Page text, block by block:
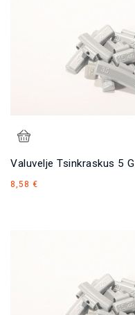
Valuvelje Tsinkraskus 5 G
8,58 €